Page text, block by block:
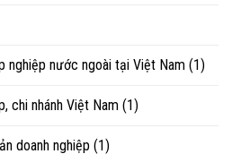
nghiệp nước ngoài tại Việt Nam (1)
chi nhánh Việt Nam (1)
doanh nghiệp (1)